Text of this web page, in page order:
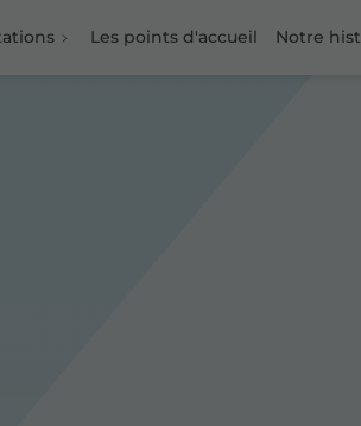
Les points d'accueil Notre